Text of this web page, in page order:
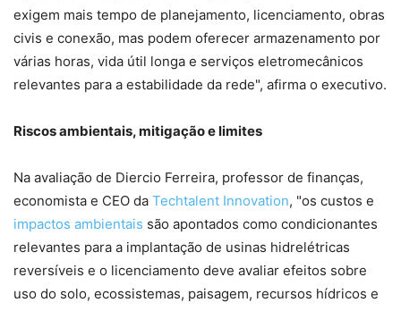
exigem mais tempo de planejamento, licenciamento, obras
civis e conexão, mas podem oferecer armazenamento por
várias horas, vida útil longa e serviços eletromecânicos
relevantes para a estabilidade da rede", afirma o executivo.
Riscos ambientais, mitigação e limites
Na avaliação de Diercio Ferreira, professor de finanças,
economista e CEO da Techtalent Innovation, "os custos e
impactos ambientais são apontados como condicionantes
relevantes para a implantação de usinas hidrelétricas
reversíveis e o licenciamento deve avaliar efeitos sobre
uso do solo, ecossistemas, paisagem, recursos hídricos e